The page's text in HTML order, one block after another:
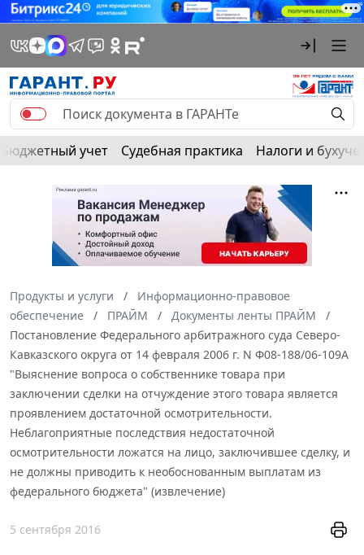
Бюджетный учет Судебная практика Налоги и
Продукты и услуги
Информационно-правовое
обеспечение
ПРАЙМ
Документы ленты ПРАЙМ
Постановление Федерального арбитражного суда Северо-
Кавказского округа от 14 февраля 2006 г. N Ф08-188/06-109А
"Выяснение вопроса о собственнике товара при
заключении сделки на отчуждение этого товара является
проявлением достаточной осмотрительности.
Неблагоприятные последствия недостаточной
осмотрительности ложатся на лицо, заключившее сделку, и
не должны приводить к необоснованным выплатам из
федерального бюджета" (извлечение)
5 сентября 2016